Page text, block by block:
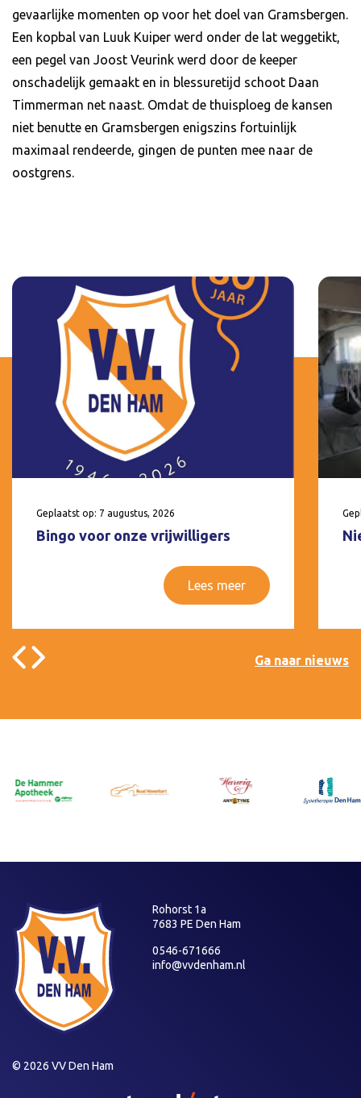
gevaarlijke momenten op voor het doel van Gramsbergen.
Een kopbal van Luuk Kuiper werd onder de lat weggetikt,
een pegel van Joost Veurink werd door de keeper
onschadelijk gemaakt en in blessuretijd schoot Daan
Timmerman net naast. Omdat de thuisploeg de kansen
niet benutte en Gramsbergen enigszins fortuinlijk
maximaal rendeerde, gingen de punten mee naar de
oostgrens.
Geplaatst op: 7 augustus, 2026
Bingo voor onze vrijwilligers
Lees meer
Ga naar nieuws
Rohorst 1a
7683 PE Den Ham
0546-671666
info@vvdenham.nl
© 2026 VV Den Ham